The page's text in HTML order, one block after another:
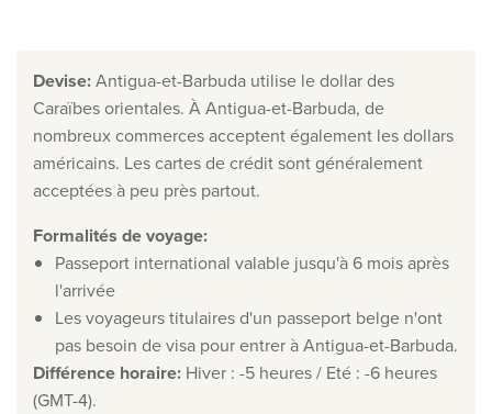
Clause de non-responsabilité en matière de
la vie privée
©2026
Devise:Antigua-et-Barbuda utilise le dollar des
Caraïbes orientales. À Antigua-et-Barbuda, de
nombreux commerces acceptent également les dollars
américains. Les cartes de crédit sont généralement
acceptées à peu près partout.
Formalités de voyage:
Passeport international valable jusqu'à 6 mois après
l'arrivée
Les voyageurs titulaires d'un passeport belge n'ont
pas besoin de visa pour entrer à Antigua-et-Barbuda.
Différence horaire: Hiver : -5 heures / Eté : -6 heures
(GMT-4).